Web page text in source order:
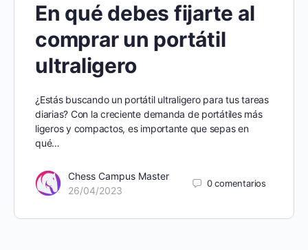
En qué debes fijarte al
comprar un portátil
ultraligero
¿Estás buscando un portátil ultraligero para tus tareas
diarias? Con la creciente demanda de portátiles más
ligeros y compactos, es importante que sepas en
qué…
Chess Campus Master
26/04/2023
0comentarios